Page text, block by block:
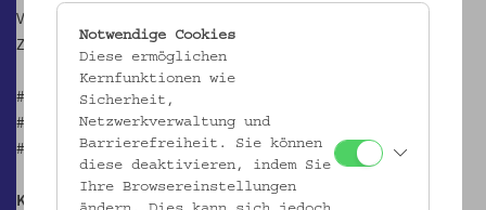
Vor Ort und im Online Shop zu erwerben:
Zur AusstellungKlimesch. Das Geschäft mit den Dingen (2015)
#bepartyofit
#schöndingbrauchtweile
#dasGeschäftmitdenDingen
Kontakt
Notwendige Cookies
Diese ermöglichen
Kernfunktionen wie
Sicherheit,
Netzwerkverwaltung und
Barrierefreiheit. Sie können
diese deaktivieren, indem Sie
Ihre Browsereinstellungen